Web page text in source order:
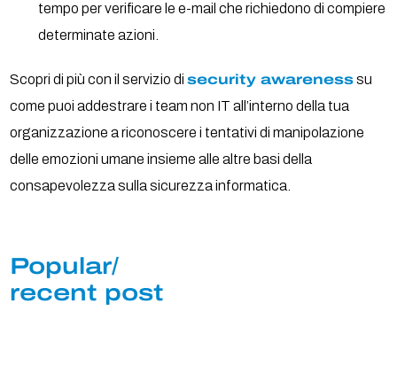
tempo per verificare le e-mail che richiedono di compiere
determinate azioni.
Scopri di più con il servizio disecurity awarenesssu
come puoi addestrare i team non IT all’interno della tua
organizzazione a riconoscere i tentativi di manipolazione
delle emozioni umane insieme alle altre basi della
consapevolezza sulla sicurezza informatica.
Popular/
recent post